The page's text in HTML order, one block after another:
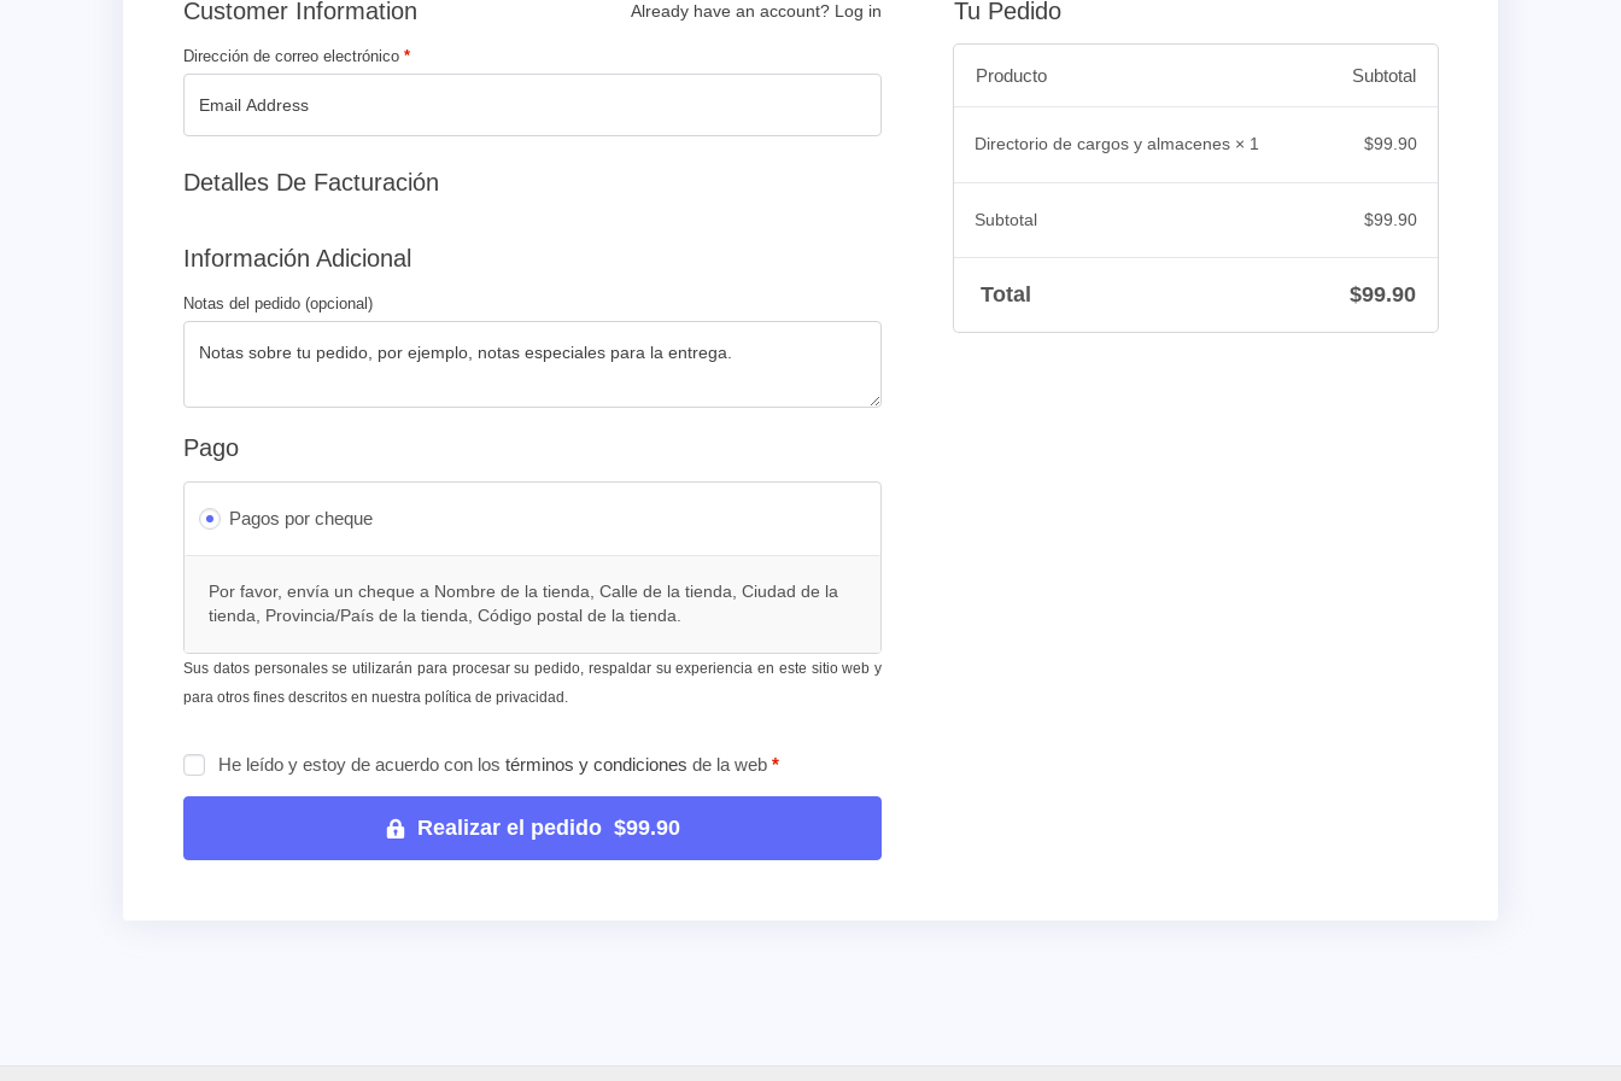
Customer Information Already have an account? Log in
Dirección de correo electrónico *
Detalles De Facturación
Información Adicional
Notas del pedido (opcional)
Pago
Pagos por cheque
Por favor, envía un cheque a Nombre de la tienda, Calle de la tienda, Ciudad de la
tienda, Provincia/País de la tienda, Código postal de la tienda.
Sus datos personales se utilizarán para procesar su pedido, respaldar su experiencia en este sitio web y
para otros fines descritos en nuestra política de privacidad
He leído y estoy de acuerdo con los términos y condiciones de la web *
Realizar el pedido $99.90
Tu Pedido
Producto Subtotal
Directorio de cargos y almacenes × 1 $99.90
Subtotal $99.90
Total $99.90